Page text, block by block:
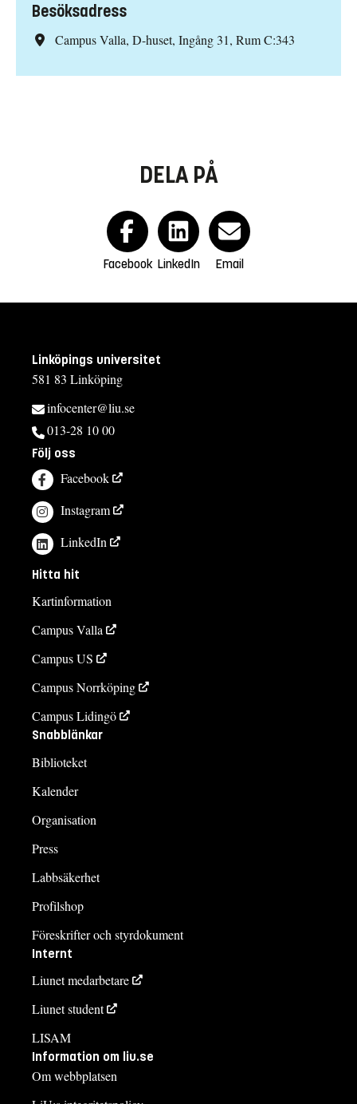
Besöksadress
Campus Valla, D-huset, Ingång 31, Rum C:343
DELA PÅ
Facebook LinkedIn Email
Linköpings universitet
581 83 Linköping
infocenter@liu.se
013-28 10 00
Följ oss
Facebook
Instagram
LinkedIn
Hitta hit
Kartinformation
Campus Valla
Campus US
Campus Norrköping
Campus Lidingö
Snabblänkar
Biblioteket
Kalender
Organisation
Press
Labbsäkerhet
Profilshop
Föreskrifter och styrdokument
Internt
Liunet medarbetare
Liunet student
LISAM
Information om liu.se
Om webbplatsen